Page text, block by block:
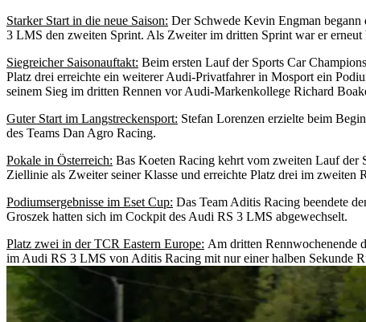
Starker Start in die neue Saison: Der Schwede Kevin Engman
3 LMS den zweiten Sprint. Als Zweiter im dritten Sprint war er erneut
Siegreicher Saisonauftakt: Beim ersten Lauf der Sports Car
Platz drei erreichte ein weiterer Audi-Privatfahrer in Mosport ein
seinem Sieg im dritten Rennen vor Audi-Markenkollege Richard
Guter Start im Langstreckensport: Stefan Lorenzen erzielte beim
des Teams Dan Agro Racing.
Pokale in Österreich: Bas Koeten Racing kehrt vom zweiten Lauf der
Ziellinie als Zweiter seiner Klasse und erreichte Platz drei im zweiten
Podiumsergebnisse im Eset Cup: Das Team Aditis Racing beendete
Groszek hatten sich im Cockpit des Audi RS 3 LMS abgewechselt.
Platz zwei in der TCR Eastern Europe: Am dritten Rennwochenende
im Audi RS 3 LMS von Aditis Racing mit nur einer halben Sekunde